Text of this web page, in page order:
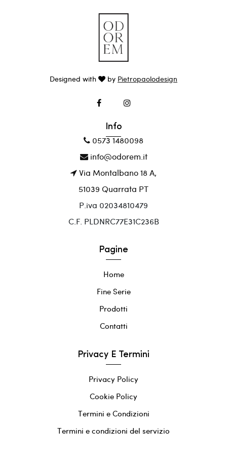
Designed with by Pietropaolodesign
Info
0573 1480098
info@odorem.it
Via Montalbano 18 A,
51039 Quarrata PT
P.iva 02034810479
C.F. PLDNRC77E31C236B
Pagine
Home
Fine Serie
Prodotti
Contatti
Privacy E Termini
Privacy Policy
Cookie Policy
Termini e Condizioni
Termini e condizioni del servizio